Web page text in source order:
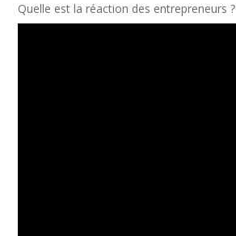
Quelle est la réaction des entrepreneurs ?